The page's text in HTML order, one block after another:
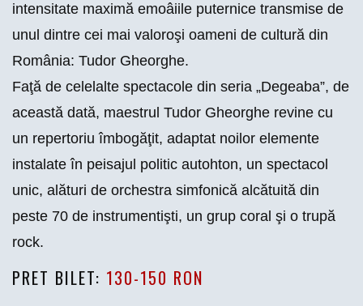
intensitate maximă emoâiile puternice transmise de
unul dintre cei mai valoroşi oameni de cultură din
România: Tudor Gheorghe.
Faţă de celelalte spectacole din seria „Degeaba”, de
această dată, maestrul Tudor Gheorghe revine cu
un repertoriu îmbogăţit, adaptat noilor elemente
instalate în peisajul politic autohton, un spectacol
unic, alături de orchestra simfonică alcătuită din
peste 70 de instrumentişti, un grup coral şi o trupă
rock.
PRET BILET: 130-150 RON